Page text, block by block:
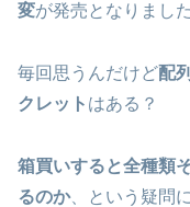
変が発売となりました
毎回思うんだけど配列
クレット はある？
箱買いすると全種類
るのか、という疑問